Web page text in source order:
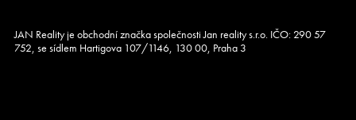
JAN Reality je obchodní značka společnosti Jan reality s.r.o. IČO: 290 57
752, se sídlem Hartigova 107/1146, 130 00, Praha 3